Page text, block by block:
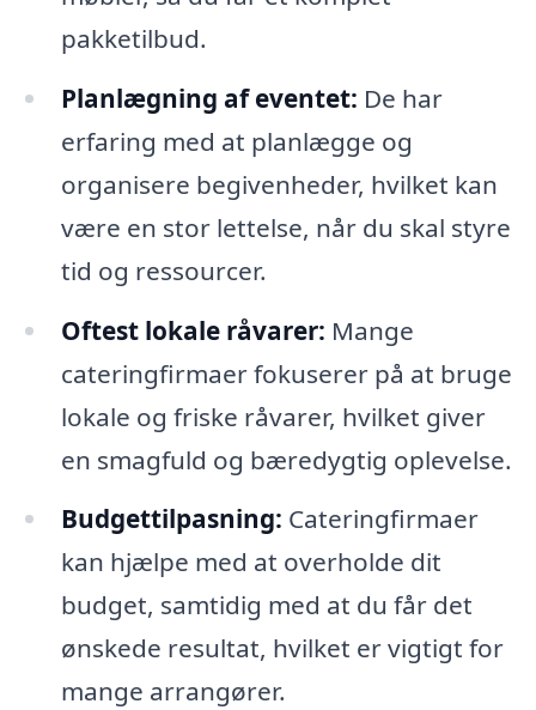
pakketilbud.
Planlægning af eventet: De har
erfaring med at planlægge og
organisere begivenheder, hvilket kan
være en stor lettelse, når du skal styre
tid og ressourcer.
Oftest lokale råvarer: Mange
cateringfirmaer fokuserer på at bruge
lokale og friske råvarer, hvilket giver
en smagfuld og bæredygtig oplevelse.
Budgettilpasning: Cateringfirmaer
kan hjælpe med at overholde dit
budget, samtidig med at du får det
ønskede resultat, hvilket er vigtigt for
mange arrangører.